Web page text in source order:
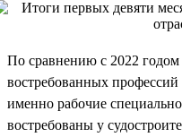
По сравнению с 2022 годом
востребованных
именно рабочие
востребованы у